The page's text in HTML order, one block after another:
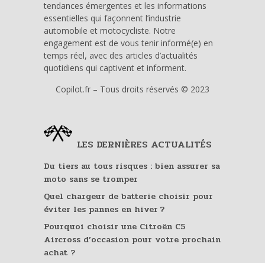
tendances émergentes et les informations
essentielles qui façonnent l’industrie
automobile et motocycliste. Notre
engagement est de vous tenir informé(e) en
temps réel, avec des articles d’actualités
quotidiens qui captivent et informent.
Copilot.fr – Tous droits réservés © 2023
LES DERNIÈRES ACTUALITÉS
Du tiers au tous risques : bien assurer sa
moto sans se tromper
Quel chargeur de batterie choisir pour
éviter les pannes en hiver ?
Pourquoi choisir une Citroën C5
Aircross d’occasion pour votre prochain
achat ?